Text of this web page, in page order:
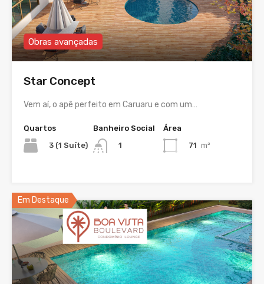
Obras avançadas
Star Concept
Vem aí, o apê perfeito em Caruaru e com um…
Quartos
3 (1 Suíte)
Banheiro Social
1
Área
71 m²
Em Destaque